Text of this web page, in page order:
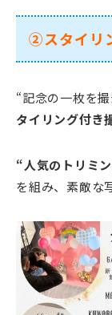
②スタイリ
“記念の一枚を
タイリング付き
“人気のトリミ
を組み、素敵な